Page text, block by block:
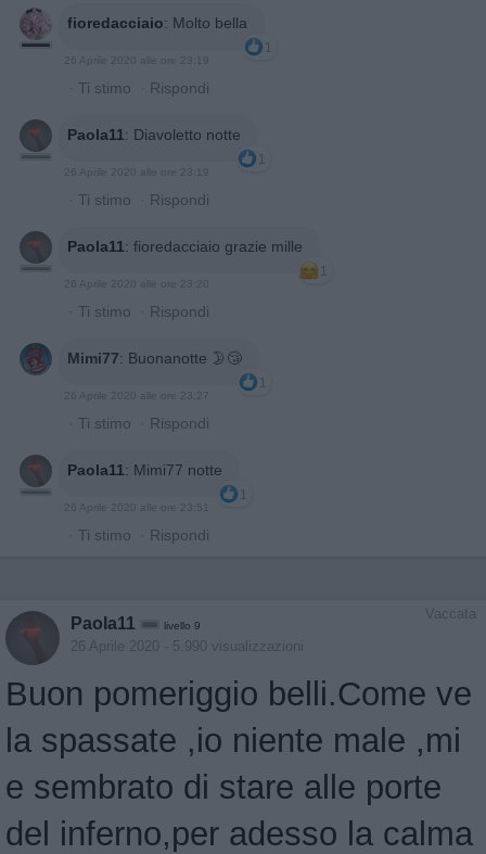
fioredacciaio: Molto bella
1
26 Aprile 2020 alle ore 23:19
· Ti stimo · Rispondi
Paola11: Diavoletto notte
1
26 Aprile 2020 alle ore 23:19
· Ti stimo · Rispondi
Paola11: fioredacciaio grazie mille
1
26 Aprile 2020 alle ore 23:20
· Ti stimo · Rispondi
Mimi77: Buonanotte 🌛😴
1
26 Aprile 2020 alle ore 23:27
· Ti stimo · Rispondi
Paola11: Mimi77 notte
1
26 Aprile 2020 alle ore 23:51
· Ti stimo · Rispondi
Vaccata
Paola11 livello 9
26 Aprile 2020 - 5.990 visualizzazioni
Buon pomeriggio belli.Come ve
la spassate ,io niente male ,mi
e sembrato di stare alle porte
del inferno,per adesso la calma